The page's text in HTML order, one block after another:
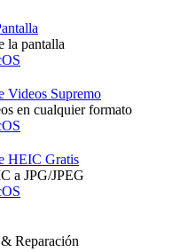
la pantalla
Videos Supremo
en cualquier formato
HEIC Gratis
a JPG/JPEG
Reparación